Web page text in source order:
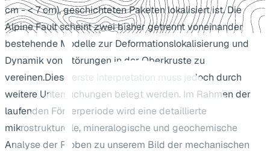
cm - < 7 cm), geschichteten Paketen lokalisiert ist. Die
Alpine Fault scheint zwei bisher getrennt voneinander
bestehende Modelle zur Deformationslokalisierung und
Dynamik von Störungen in der Oberkruste zu
vereinen.Diese erste Interpretation muss jedoch durch
weitere Untersuchungen belegt werden. Im Rahmen der
laufenden Förderperiode wird eine detaillierte
mikrostrukturelle, mineralogische und geochemische
Analyse der Proben zu unserem Bild der mechanischen